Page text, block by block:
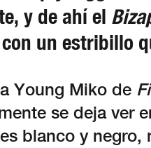
y de ahí el
un estribillo
Young Miko de
se deja ver
blanco y negro,